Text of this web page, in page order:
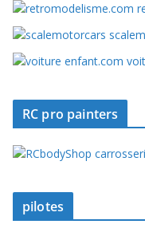
RC pro painters
pilotes